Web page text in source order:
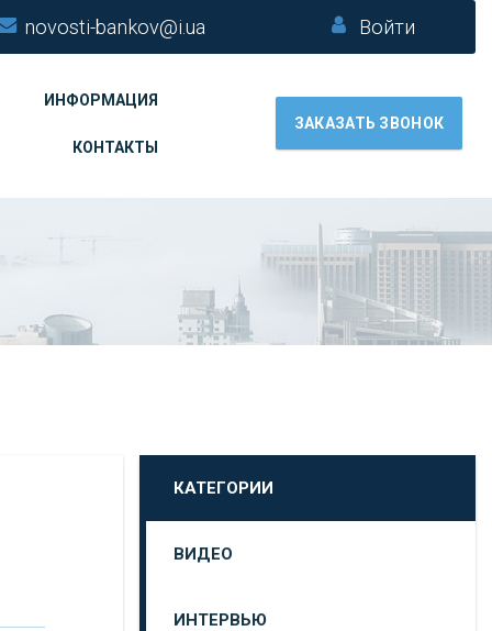
novosti-bankov@i.ua Войти
ИНФОРМАЦИЯ
КОНТАКТЫ
ЗАКАЗАТЬ ЗВОНОК
КАТЕГОРИИ
ВИДЕО
ИНТЕРВЬЮ